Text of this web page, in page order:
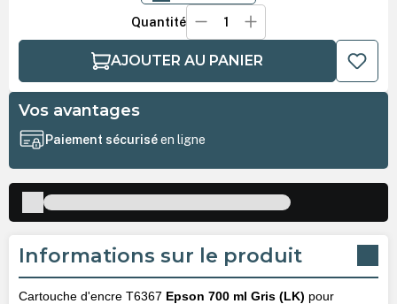
Quantité
AJOUTER AU PANIER
Vos avantages
Paiement sécuriséen ligne
Informations sur le produit
Cartouche d'encre T6367 Epson 700 ml Gris (LK) pour